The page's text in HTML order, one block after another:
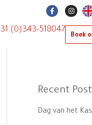
F
a
e
I
n
t
a
Boek
(0)343-518047
Recent
Dag van het